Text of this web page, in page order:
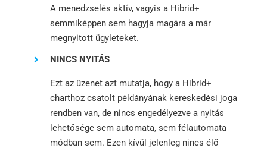
A menedzselés aktív, vagyis a Hibrid+
semmiképpen sem hagyja magára a már
megnyitott ügyleteket.
NINCS NYITÁS
Ezt az üzenet azt mutatja, hogy a Hibrid+
charthoz csatolt példányának kereskedési joga
rendben van, de nincs engedélyezve a nyitás
lehetősége sem automata, sem félautomata
módban sem. Ezen kívül jelenleg nincs élő